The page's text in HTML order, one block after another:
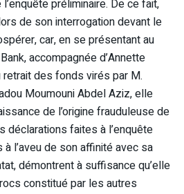
préliminaire. De ce fait,
de son interrogation devant le
car, en se présentant au
accompagnée d’Annette
des fonds virés par M.
Moumouni Abdel Aziz, elle
de l’origine frauduleuse de
déclarations faites à l’enquête
l’aveu de son affinité avec sa
démontrent à suffisance qu’elle
constitué par les autres